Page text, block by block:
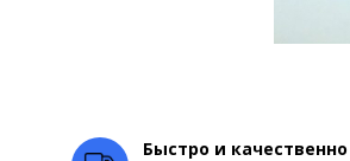
Быстро и